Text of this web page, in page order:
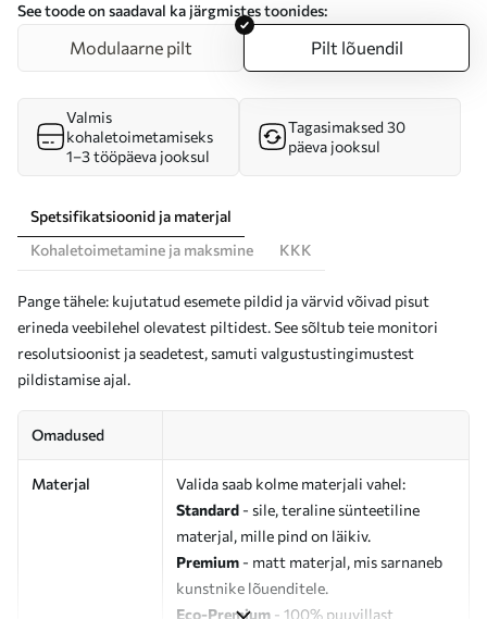
See toode on saadaval ka järgmistes toonides:
Modulaarne pilt Pilt lõuendil
Valmis
kohaletoimetamiseks
1–3 tööpäeva jooksul
Tagasimaksed 30
päeva jooksul
Spetsifikatsioonid ja materjal
Kohaletoimetamine ja maksmine
KKK
Pange tähele: kujutatud esemete pildid ja värvid võivad pisut
erineda veebilehel olevatest piltidest. See sõltub teie monitori
resolutsioonist ja seadetest, samuti valgustustingimustest
pildistamise ajal.
Omadused
Materjal
Valida saab kolme materjali vahel:
Standard - sile, teraline sünteetiline
materjal, mille pind on läikiv.
Premium - matt materjal, mis sarnaneb
kunstnike lõuenditele.
Eco-Premium - 100% puuvillast